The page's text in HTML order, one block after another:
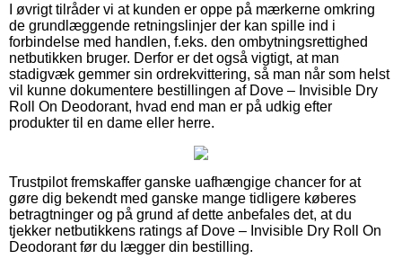
I øvrigt tilråder vi at kunden er oppe på mærkerne omkring
de grundlæggende retningslinjer der kan spille ind i
forbindelse med handlen, f.eks. den ombytningsrettighed
netbutikken bruger. Derfor er det også vigtigt, at man
stadigvæk gemmer sin ordrekvittering, så man når som helst
vil kunne dokumentere bestillingen af Dove – Invisible Dry
Roll On Deodorant, hvad end man er på udkig efter
produkter til en dame eller herre.
Trustpilot fremskaffer ganske uafhængige chancer for at
gøre dig bekendt med ganske mange tidligere køberes
betragtninger og på grund af dette anbefales det, at du
tjekker netbutikkens ratings af Dove – Invisible Dry Roll On
Deodorant før du lægger din bestilling.